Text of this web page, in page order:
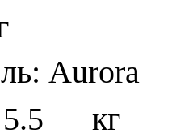
Aurora
5.5 кг